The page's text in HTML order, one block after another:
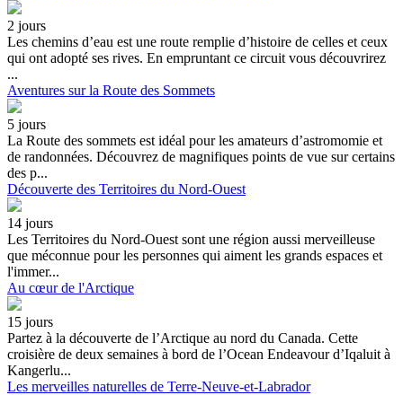
2 jours
Les chemins d’eau est une route remplie d’histoire de celles et ceux
qui ont adopté ses rives. En empruntant ce circuit vous découvrirez
...
Aventures sur la Route des Sommets
5 jours
La Route des sommets est idéal pour les amateurs d’astromomie et
de randonnées. Découvrez de magnifiques points de vue sur certains
des p...
Découverte des Territoires du Nord-Ouest
14 jours
Les Territoires du Nord-Ouest sont une région aussi merveilleuse
que méconnue pour les personnes qui aiment les grands espaces et
l'immer...
Au cœur de l'Arctique
15 jours
Partez à la découverte de l’Arctique au nord du Canada. Cette
croisière de deux semaines à bord de l’Ocean Endeavour d’Iqaluit à
Kangerlu...
Les merveilles naturelles de Terre-Neuve-et-Labrador